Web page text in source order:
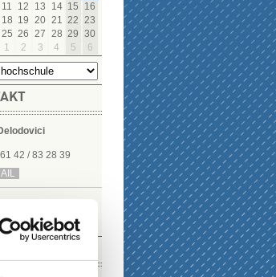
11 12 13 14 15 16
18 19 20 21 22 23
25 26 27 28 29 30
1 2 3 4 5 6
42 / 83 28 39